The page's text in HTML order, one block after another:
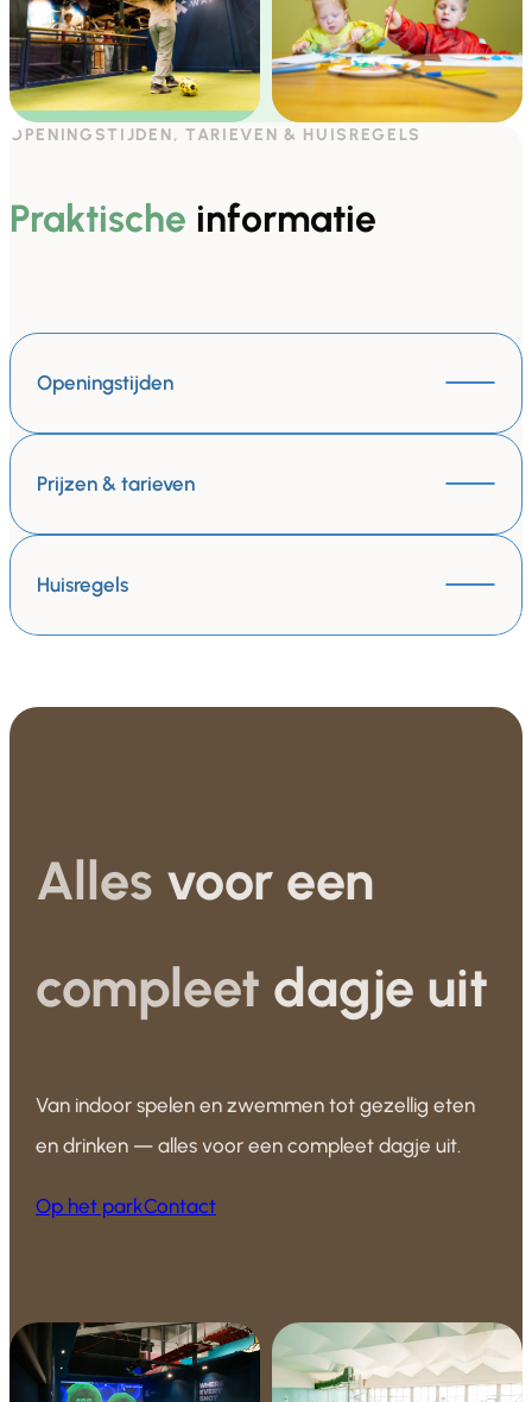
OPENINGSTIJDEN, TARIEVEN & HUISREGELS
Praktische informatie
Openingstijden
Prijzen & tarieven
Huisregels
Alles voor een
compleet dagje uit
Van indoor spelen en zwemmen tot gezellig eten
en drinken — alles voor een compleet dagje uit.
Op het parkContact